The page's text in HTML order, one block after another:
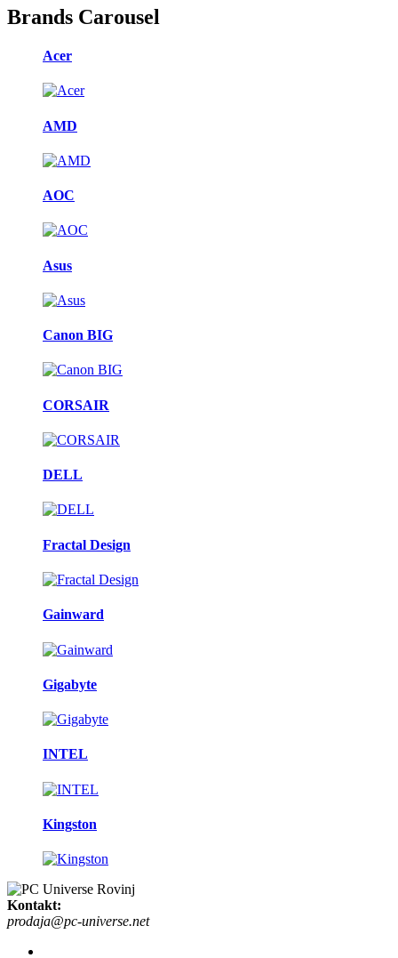
Brands Carousel
Acer
AMD
AOC
Asus
Canon BIG
CORSAIR
DELL
Fractal Design
Gainward
Gigabyte
INTEL
Kingston
Kontakt:
prodaja@pc-universe.net